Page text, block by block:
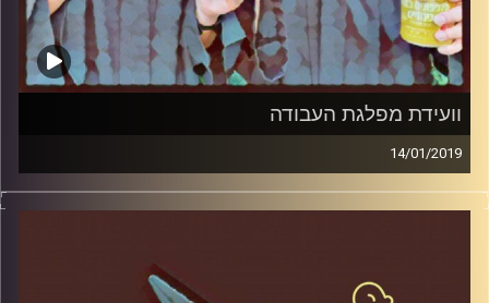
וועידת מפלגת העבודה
14/01/2019
פרופסור בועז בן-דוד ופרופסור גלעד הירשברגר